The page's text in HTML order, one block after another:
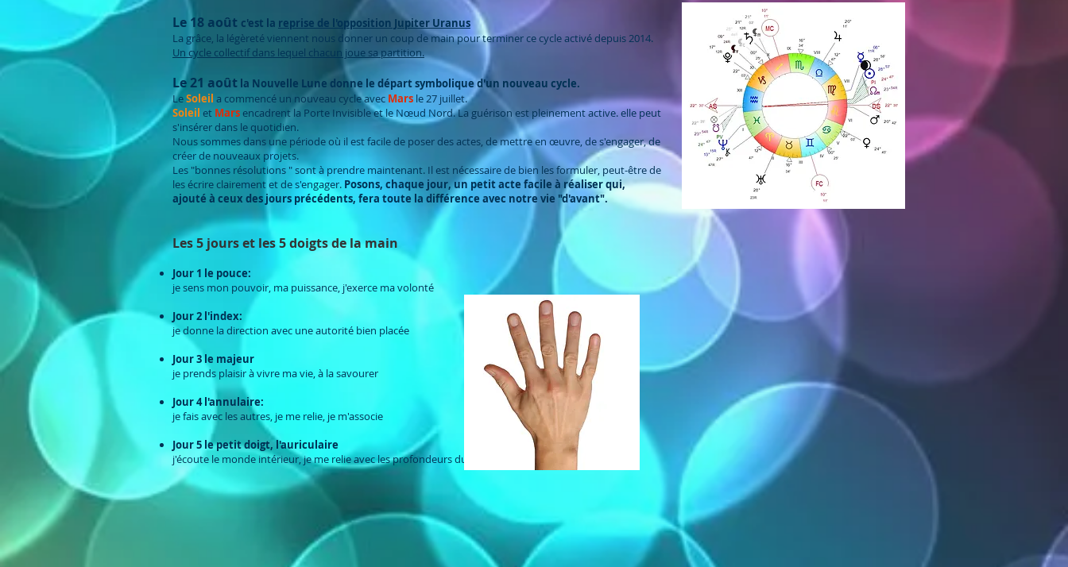
Le 18 août c'est la reprise de l'opposition Jupiter Uranus
La grâce, la légèreté viennent nous donner un coup de main pour terminer ce cycle activé depuis 2014.
Un cycle collectif dans lequel chacun joue sa partition.
Le 21 août la Nouvelle Lune donne le départ symbolique d'un nouveau cycle.
LeSoleil a commencé un nouveau cycle avec Mars le 27 juillet.
Soleil et Mars encadrent la Porte Invisible et le Nœud Nord. La guérison est pleinement active. elle peut
s'insérer dans le quotidien.
Nous sommes dans une période où il est facile de poser des actes, de mettre en œuvre, de s'engager, de
créer de nouveaux projets.
Les "bonnes résolutions " sont à prendre maintenant. Il est nécessaire de bien les formuler, peut-être de
les écrire clairement et de s'engager. Posons, chaque jour, un petit acte facile à réaliser qui,
ajouté à ceux des jours précédents, fera toute la différence avec notre vie "d'avant".
Les 5 jours et les 5 doigts de la main
Jour 1 le pouce:
je sens mon pouvoir, ma puissance, j'exerce ma volonté
Jour 2 l'index:
je donne la direction avec une autorité bien placée
Jour 3 le majeur
je prends plaisir à vivre ma vie, à la savourer
Jour 4 l'annulaire:
je fais avec les autres, je me relie, je m'associe
Jour 5 le petit doigt, l'auriculaire
j'écoute le monde intérieur, je me relie avec les profondeurs du ciel et de la terre